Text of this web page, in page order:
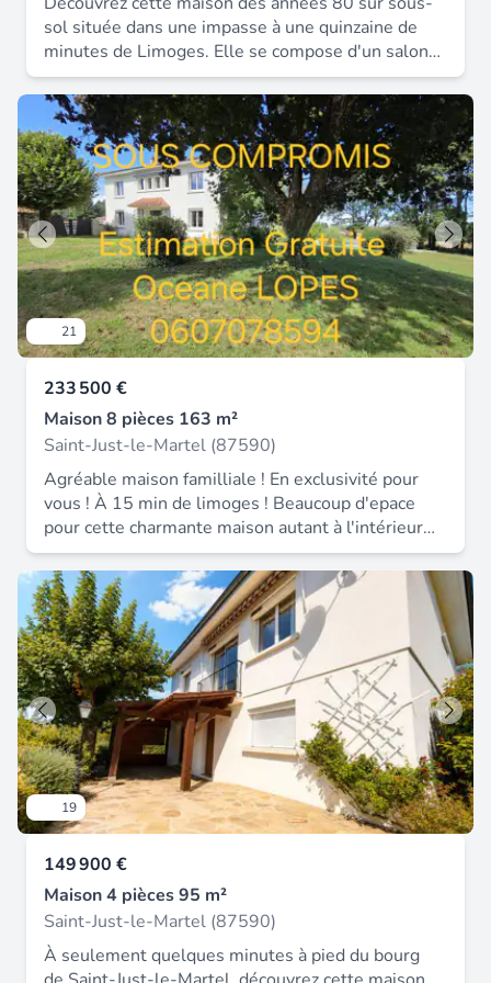
sol située dans une impasse à une quinzaine de
minutes de Limoges. Elle se compose d'un salon
séjour avec véranda, cuisine équipée, salle de
bain, cinq chambres, garage et jardin. Un fort
potentiel à exploiter, travaux à prévoir. Secteur
agréable Honoraires inclus dans le prix : 7.1%.
Logement à consommation énergétique excessive
: classe F.
21
233 500 €
Maison 8 pièces 163 m²
Saint-Just-le-Martel (87590)
Agréable maison familliale ! En exclusivité pour
vous ! À 15 min de limoges ! Beaucoup d'epace
pour cette charmante maison autant à l'intérieur
qu'à l'extérieur ! Elle se compose en rez de jardin :
une entrée, deux chambres dont un espace
parentale avec grand dressing, chambre, une salle
d'eau avec wc, une cuisine d'été et une chaufferie.
À l'étage : un pallier deservant une belle pièce de
vie avec cuisine ouverte, deux chambres, une salle
de bain avec douche et baignoire, un wc. Le tout
avec 4449 m² de terrain clos, une piscine creusée,
un garage / atelier les + calme terrain sans vis à
vis proximité à limoges piscine double vitrage
partout 2 salle de bains a ne pas manquer.
19
149 900 €
Maison 4 pièces 95 m²
Saint-Just-le-Martel (87590)
À seulement quelques minutes à pied du bourg